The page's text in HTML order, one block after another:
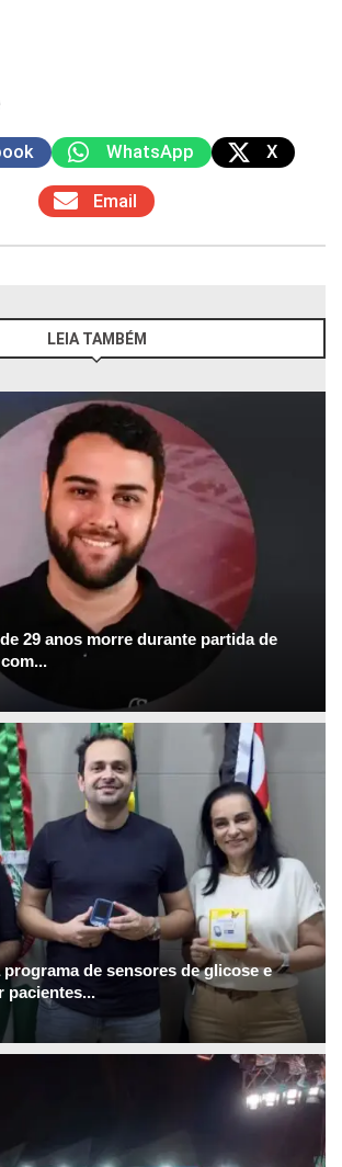
WhatsApp X
Email
LEIA TAMBÉM
29 anos morre durante partida de
de sensores de glicose e
pacientes...